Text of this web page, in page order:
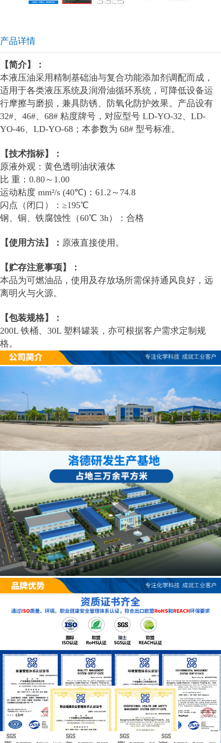
产品详情
【简介】：
本液压油采用精制基础油与复合功能添加剂调配而成，
适用于各类液压系统及润滑油循环系统，可降低设备运
行摩擦与磨损，兼具防锈、防氧化防护效果。产品设有
32#、46#、68# 粘度牌号，对应型号 LD-YO-32、LD-
YO-46、LD-YO-68；本参数为 68# 型号标准。
【技术指标】：
原液外观：黄色透明油状液体
比 重：0.80～1.00
运动粘度 mm²/s (40℃)：61.2～74.8
闪点（闭口）：≥195℃
钢、铜、铁腐蚀性（60℃ 3h）：合格
【使用方法】： 原液直接使用。
【贮存注意事项】：
本品为可燃油品，使用及存放场所需保持通风良好，远
离明火与火源。
【包装规格】：
200L 铁桶、30L 塑料罐装，亦可根据客户需求定制规
格。